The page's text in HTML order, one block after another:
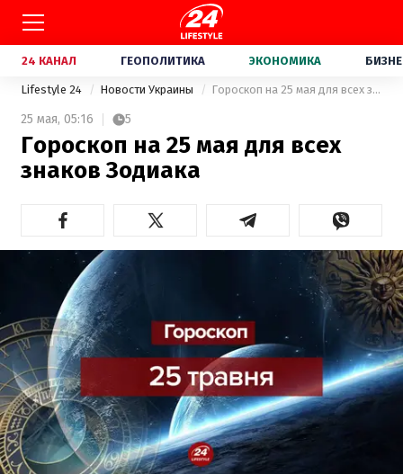
24 КАНАЛ ГЕОПОЛИТИКА ЭКОНОМИКА
Lifestyle 24 Новости Украины Гороскоп на 25 мая для всех знаков Зодиака
25 мая, 05:16 5
Гороскоп на 25 мая для всех
знаков Зодиака